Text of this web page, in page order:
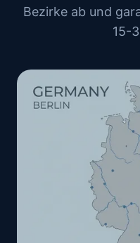
Bezirke ab und
15-